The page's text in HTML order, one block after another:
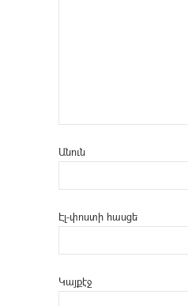
Անուն
Էլ-փոստի հասցե
Կայքէջ